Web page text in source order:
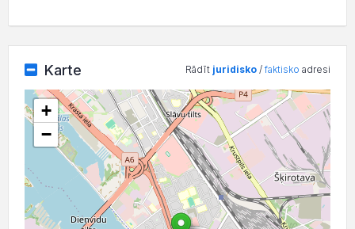
Karte Rādīt juridisko /faktisko adresi
+
−